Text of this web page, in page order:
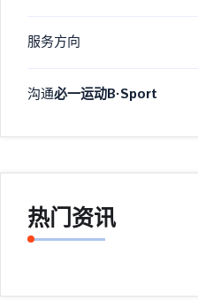
服务方向
沟通必一运动B·Sport
热门资讯